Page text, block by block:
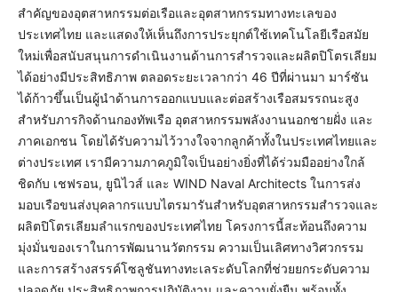
สำคัญของอุตสาหกรรมต่อเรือและอุตสาหกรรมทางทะเลของ
ประเทศไทย และแสดงให้เห็นถึงการประยุกต์ใช้เทคโนโลยีเรือสมัย
ใหม่เพื่อสนับสนุนการดำเนินงานด้านการสำรวจและผลิตปิโตรเลียม
ได้อย่างมีประสิทธิภาพ ตลอดระยะเวลากว่า 46 ปีที่ผ่านมา มาร์ซัน
ได้ก้าวขึ้นเป็นผู้นำด้านการออกแบบและต่อสร้างเรือสมรรถนะสูง
สำหรับภารกิจด้านกองทัพเรือ อุตสาหกรรมพลังงานนอกชายฝั่ง และ
ภาคเอกชน โดยได้รับความไว้วางใจจากลูกค้าทั้งในประเทศไทยและ
ต่างประเทศ เรามีความภาคภูมิใจเป็นอย่างยิ่งที่ได้ร่วมมืออย่างใกล้
ชิดกับ เชฟรอน, ยูนิไวส์ และ WIND Naval Architects ในการส่ง
มอบเรือขนส่งบุคลากรแบบไตรมารันสำหรับอุตสาหกรรมสำรวจและ
ผลิตปิโตรเลียมลำแรกของประเทศไทย โครงการนี้สะท้อนถึงความ
มุ่งมั่นของเราในการพัฒนานวัตกรรม ความเป็นเลิศทางวิศวกรรม
และการสร้างสรรค์โซลูชันทางทะเลระดับโลกที่ช่วยยกระดับความ